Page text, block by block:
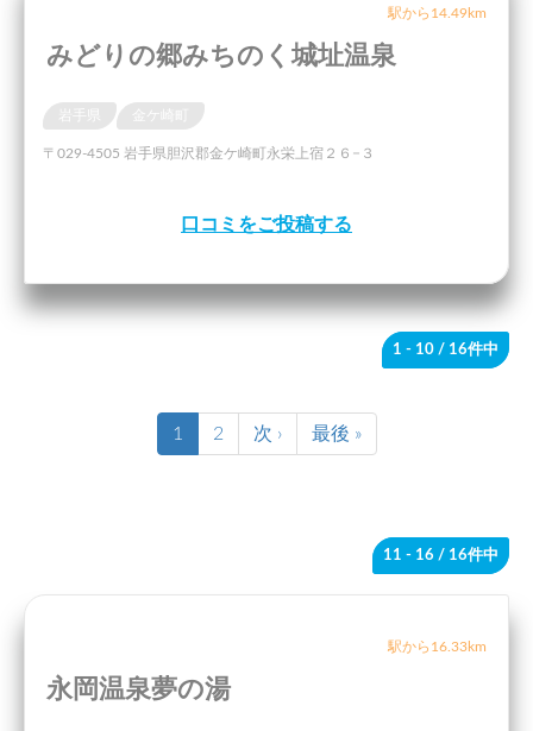
駅から14.49km
みどりの郷みちのく城址温泉
岩手県 金ケ崎町
〒029-4505 岩手県胆沢郡金ケ崎町永栄上宿２６−３
口コミをご投稿する
1 - 10 / 16件中
1 2 次 › 最後 »
11 - 16 / 16件中
駅から16.33km
永岡温泉夢の湯